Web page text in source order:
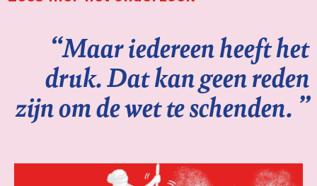
“Maar iedereen heeft het
druk. Dat kan geen reden
zijn om de wet te schenden. ”